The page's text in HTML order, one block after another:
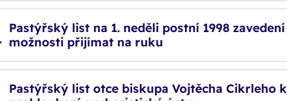
Pastýřský list na 1. neděli postní 1998 zavedení
možnosti přijímat na ruku
Pastýřský list otce biskupa Vojtěcha Cikrleho k